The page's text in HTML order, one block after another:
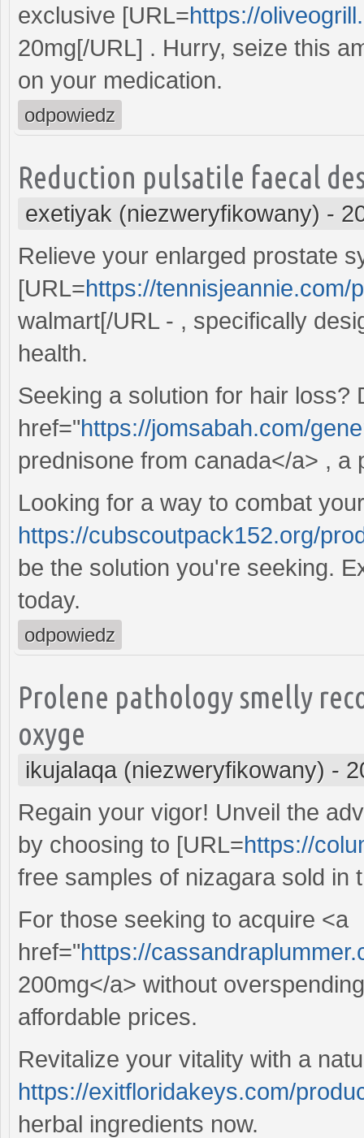
exclusive [URL=https://
20mg[/URL] . Hurry, seize this
on your medication.
odpowiedz
Reduction pulsatile faecal
exetiyak (niezweryfikowany) -
Relieve your enlarged prostate
[URL=https://tennisjeannie.com/
walmart[/URL - , specifically
health.
Seeking a solution for hair loss?
href="https://jomsabah.com/
prednisone from canada</a> , a
Looking for a way to combat
https://cubscoutpack152.org/
be the solution you're seeking.
today.
odpowiedz
Prolene pathology smelly
oxyge
ikujalaqa (niezweryfikowany) -
Regain your vigor! Unveil the
by choosing to [URL=https://
free samples of nizagara sold in
For those seeking to acquire <a
href="https://
200mg</a> without
affordable prices.
Revitalize your vitality with a
https://exitfloridakeys.com/
herbal ingredients now.